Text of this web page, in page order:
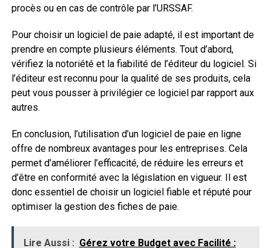
procès ou en cas de contrôle par l’URSSAF.
Pour choisir un logiciel de paie adapté, il est important de
prendre en compte plusieurs éléments. Tout d’abord,
vérifiez la notoriété et la fiabilité de l’éditeur du logiciel. Si
l’éditeur est reconnu pour la qualité de ses produits, cela
peut vous pousser à privilégier ce logiciel par rapport aux
autres.
En conclusion, l’utilisation d’un logiciel de paie en ligne
offre de nombreux avantages pour les entreprises. Cela
permet d’améliorer l’efficacité, de réduire les erreurs et
d’être en conformité avec la législation en vigueur. Il est
donc essentiel de choisir un logiciel fiable et réputé pour
optimiser la gestion des fiches de paie.
Lire Aussi : Gérez votre Budget avec Facilité :